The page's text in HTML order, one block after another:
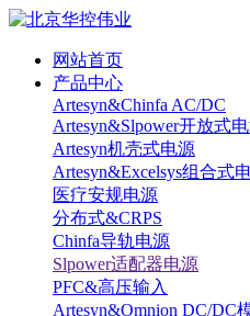
网站首页
产品中心
Artesyn&Chinfa AC/DC
Artesyn&Slpower开放式
Artesyn机壳式电源
Artesyn&Excelsys组合式
医疗安规电源
分布式&CRPS
Chinfa导轨电源
Slpower适配器电源
PFC&高压输入
Artesyn&Omnion DC/DC